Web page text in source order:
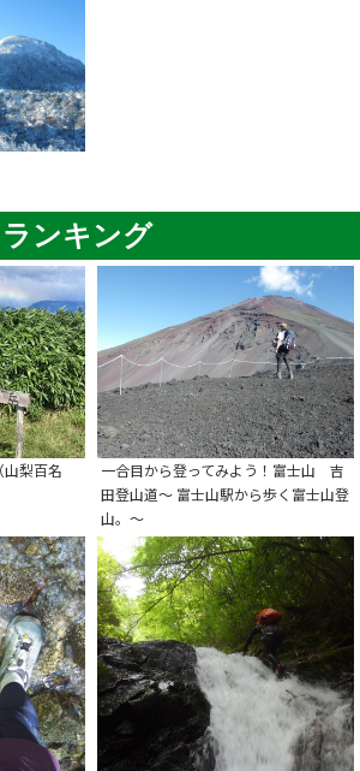
ンキング
梨百名
一合目から登ってみよう！富士山 吉
田登山道～ 富士山駅から歩く富士山登
山。～